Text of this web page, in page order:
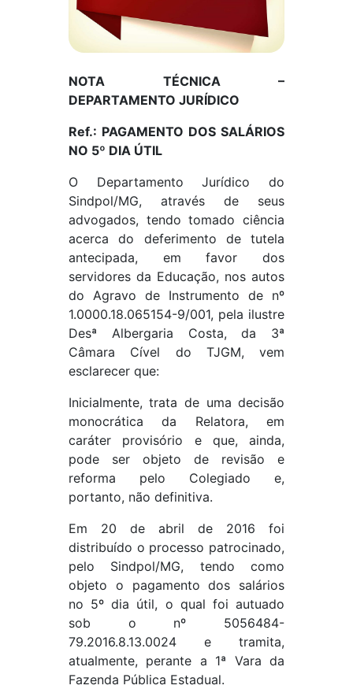
NOTA TÉCNICA –
DEPARTAMENTO JURÍDICO
Ref.: PAGAMENTO DOS SALÁRIOS
NO 5º DIA ÚTIL
O Departamento Jurídico do
Sindpol/MG, através de seus
advogados, tendo tomado ciência
acerca do deferimento de tutela
antecipada, em favor dos
servidores da Educação, nos autos
do Agravo de Instrumento de nº
1.0000.18.065154-9/001, pela ilustre
Desª Albergaria Costa, da 3ª
Câmara Cível do TJGM, vem
esclarecer que:
Inicialmente, trata de uma decisão
monocrática da Relatora, em
caráter provisório e que, ainda,
pode ser objeto de revisão e
reforma pelo Colegiado e,
portanto, não definitiva.
Em 20 de abril de 2016 foi
distribuído o processo patrocinado,
pelo Sindpol/MG, tendo como
objeto o pagamento dos salários
no 5º dia útil, o qual foi autuado
sob o nº 5056484-
79.2016.8.13.0024 e tramita,
atualmente, perante a 1ª Vara da
Fazenda Pública Estadual.